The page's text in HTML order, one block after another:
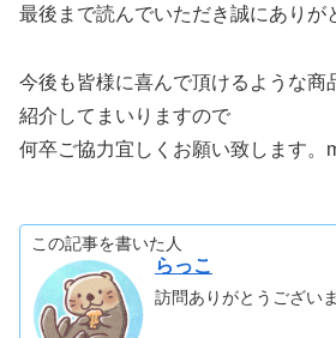
最後まで読んでいただき誠にありが
今後も皆様に喜んで頂けるような商
紹介してまいりますので
何卒ご協力宜しくお願い致します。
この記事を書いた人
らっこ
訪問ありがとうござい